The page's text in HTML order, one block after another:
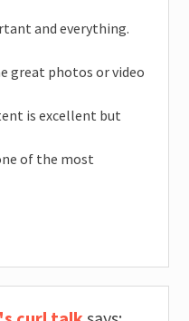
and everything.
great photos or video
is excellent but
of the most